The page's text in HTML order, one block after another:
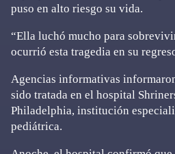
puso en alto riesgo su vida.
“Ella luchó mucho para
ocurrió esta tragedia en su
Agencias informativas
sido tratada en el hospital
Philadelphia, institución
pediátrica.